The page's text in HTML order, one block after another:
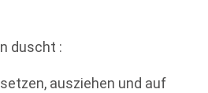
duscht :
ausziehen und auf